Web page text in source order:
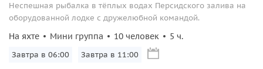
Неспешная рыбалка в тёплых водах Персидского залива на
оборудованной лодке с дружелюбной командой.
На яхте Мини группа 10 человек 5 ч.
Завтра в 06:00 Завтра в 11:00